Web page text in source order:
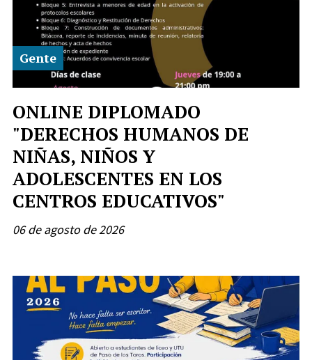
ONLINE DIPLOMADO
"DERECHOS HUMANOS DE
NIÑAS, NIÑOS Y
ADOLESCENTES EN LOS
CENTROS EDUCATIVOS"
Gente
06 de agosto de 2026